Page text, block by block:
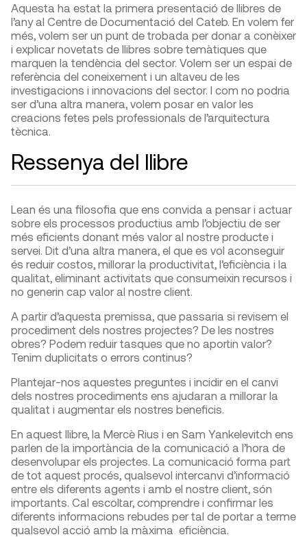
Aquesta ha estat la primera presentació de llibres de
l’any al Centre de Documentació del Cateb. En volem fer
més, volem ser un punt de trobada per donar a conèixer
i explicar novetats de llibres sobre temàtiques que
marquen la tendència del sector. Volem ser un espai de
referència del coneixement i un altaveu de les
investigacions i innovacions del sector. I com no podria
ser d’una altra manera, volem posar en valor les
creacions fetes pels professionals de l’arquitectura
tècnica.
Ressenya del llibre
Lean és una filosofia que ens convida a pensar i actuar
sobre els processos productius amb l’objectiu de ser
més eficients donant més valor al nostre producte i
servei. Dit d’una altra manera, el que es vol aconseguir
és reduir costos, millorar la productivitat, l’eficiència i la
qualitat, eliminant activitats que consumeixin recursos i
no generin cap valor al nostre client.
A partir d’aquesta premissa, que passaria si revisem el
procediment dels nostres projectes? De les nostres
obres? Podem reduir tasques que no aportin valor?
Tenim duplicitats o errors continus?
Plantejar-nos aquestes preguntes i incidir en el canvi
dels nostres procediments ens ajudaran a millorar la
qualitat i augmentar els nostres beneficis.
En aquest llibre, la Mercè Rius i en Sam Yankelevitch ens
parlen de la importància de la comunicació a l’hora de
desenvolupar els projectes. La comunicació forma part
de tot aquest procés, qualsevol intercanvi d’informació
entre els diferents agents i amb el nostre client, són
importants. Cal escoltar, comprendre i confirmar les
diferents informacions rebudes per tal de portar a terme
qualsevol acció amb la màxima eficiència.